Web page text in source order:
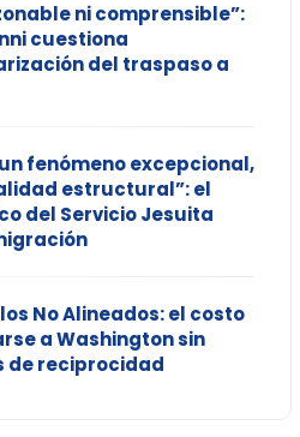
ni comprensible”:
cuestiona
del traspaso a
un fenómeno excepcional,
estructural”: el
del Servicio Jesuita
No Alineados: el costo
a Washington sin
de reciprocidad